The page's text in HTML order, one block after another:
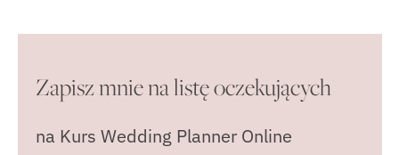
Zapisz mnie na listę oczekujących
na Kurs Wedding Planner Online